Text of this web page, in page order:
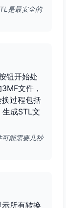
是最安全的
钮开始处
文件，
过程包括
成STL文
能需要几秒
所有转换